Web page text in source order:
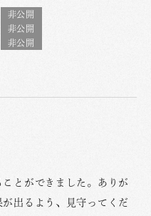
とができました。ありが
出るよう、見守ってくだ